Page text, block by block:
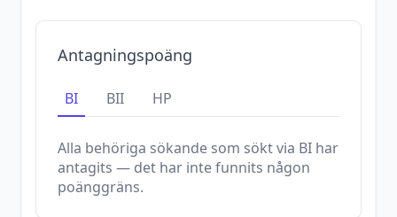
Antagningspoäng
BI BII HP
Alla behöriga sökande som sökt via BI har
antagits — det har inte funnits någon
poänggräns.